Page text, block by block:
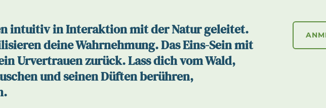
intuitiv in Interaktion mit der Natur geleitet.
deine Wahrnehmung. Das Eins-Sein mit
Urvertrauen zurück. Lass dich vom Wald,
und seinen Düften berühren,